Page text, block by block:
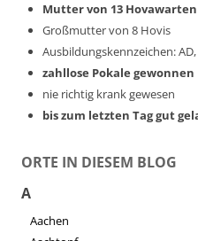
Mutter von 13 Hovawarten
Großmutter von 8 Hovis
Ausbildungskennzeichen: AD,
zahllose Pokale gewonnen
nie richtig krank gewesen
bis zum letzten Tag gut
ORTE IN DIESEM BLOG
A
Aachen